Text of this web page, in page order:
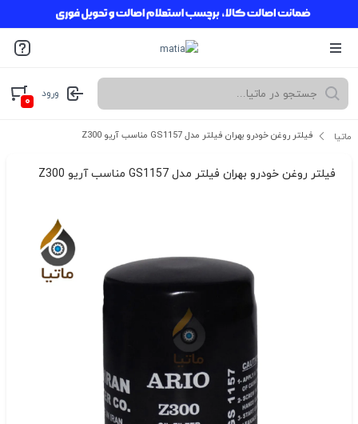
ورود
۰
ماتیا فیلتر روغن خودرو بهران فیلتر مدل GS1157 مناسب آریو Z300
فیلتر روغن خودرو بهران فیلتر مدل GS1157 مناسب آریو Z300